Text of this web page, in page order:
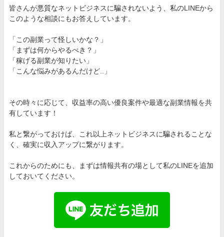
皆さんが悪質なネットビジネスに騙されないよう、私のLINEから
このような相談にもお答えしています。
「この副業って怪しいかな？」
「まずは何からやるべき？」
「稼げる副業が知りたい」
「こんな悩みがあるんだけど..」
その時々に応じて、収益率の高い優良案件や最適な副業情報を共
有しています！
私と繋がっておけば、これ以上ネットビジネスに騙されることな
く、確実に収入アップに繋がります。
これからのためにも、まずは情報共有の場として私のLINEを追加
しておいてください。